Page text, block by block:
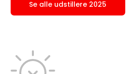
Se alle udstillere 2025